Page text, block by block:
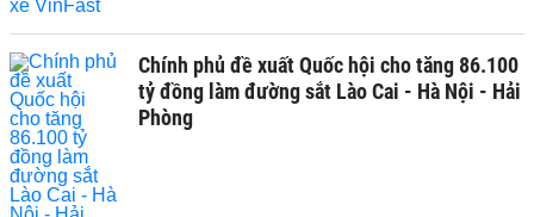
Chính phủ đề xuất Quốc hội cho tăng 86.100
tỷ đồng làm đường sắt Lào Cai - Hà Nội - Hải
Phòng